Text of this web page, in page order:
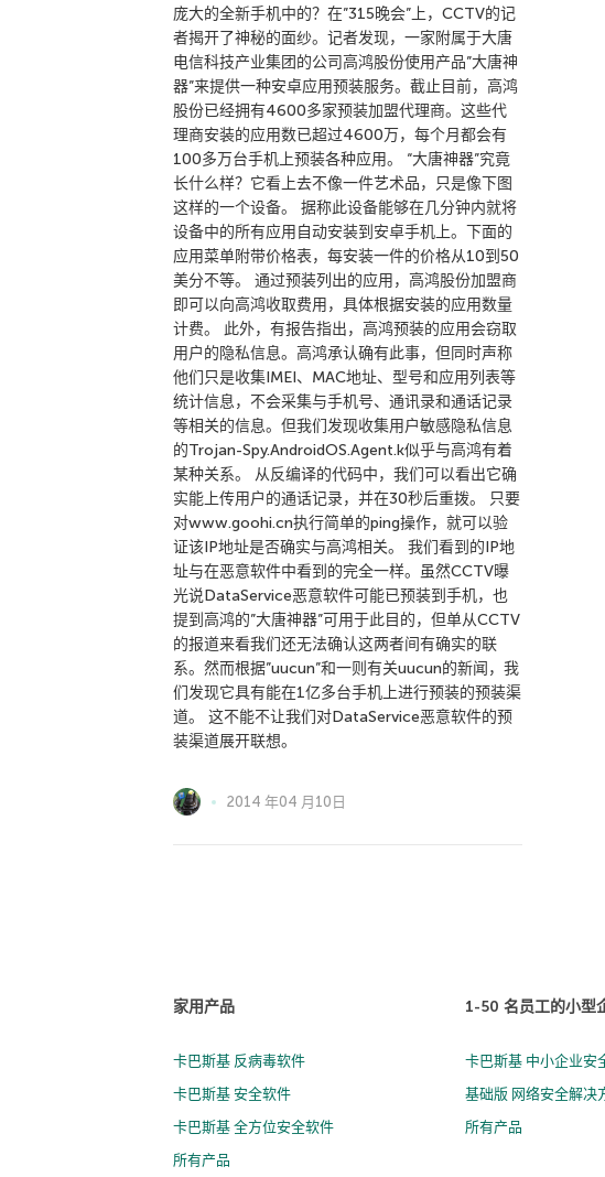
庞大的全新手机中的？在”315晚会”上，CCTV的记
者揭开了神秘的面纱。记者发现，一家附属于大唐
电信科技产业集团的公司高鸿股份使用产品”大唐神
器”来提供一种安卓应用预装服务。截止目前，高鸿
股份已经拥有4600多家预装加盟代理商。这些代
理商安装的应用数已超过4600万，每个月都会有
100多万台手机上预装各种应用。 “大唐神器”究竟
长什么样？它看上去不像一件艺术品，只是像下图
这样的一个设备。 据称此设备能够在几分钟内就将
设备中的所有应用自动安装到安卓手机上。下面的
应用菜单附带价格表，每安装一件的价格从10到50
美分不等。 通过预装列出的应用，高鸿股份加盟商
即可以向高鸿收取费用，具体根据安装的应用数量
计费。 此外，有报告指出，高鸿预装的应用会窃取
用户的隐私信息。高鸿承认确有此事，但同时声称
他们只是收集IMEI、MAC地址、型号和应用列表等
统计信息，不会采集与手机号、通讯录和通话记录
等相关的信息。但我们发现收集用户敏感隐私信息
的Trojan-Spy.AndroidOS.Agent.k似乎与高鸿有着
某种关系。 从反编译的代码中，我们可以看出它确
实能上传用户的通话记录，并在30秒后重拨。 只要
对www.goohi.cn执行简单的ping操作，就可以验
证该IP地址是否确实与高鸿相关。 我们看到的IP地
址与在恶意软件中看到的完全一样。虽然CCTV曝
光说DataService恶意软件可能已预装到手机，也
提到高鸿的”大唐神器”可用于此目的，但单从CCTV
的报道来看我们还无法确认这两者间有确实的联
系。然而根据”uucun”和一则有关uucun的新闻，我
们发现它具有能在1亿多台手机上进行预装的预装渠
道。 这不能不让我们对DataService恶意软件的预
装渠道展开联想。
2014 年04 月10日
家用产品
卡巴斯基 反病毒软件
卡巴斯基 安全软件
卡巴斯基 全方位安全软件
所有产品
1-50 名员工的小型
卡巴斯基 中小企业安
基础版 网络安全解决
所有产品